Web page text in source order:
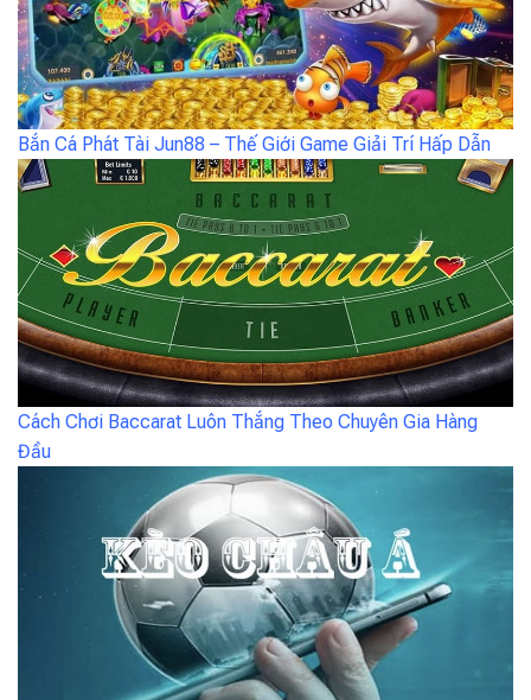
Bắn Cá Phát Tài Jun88 – Thế Giới Game Giải Trí Hấp Dẫn
Cách Chơi Baccarat Luôn Thắng Theo Chuyên Gia Hàng
Đầu